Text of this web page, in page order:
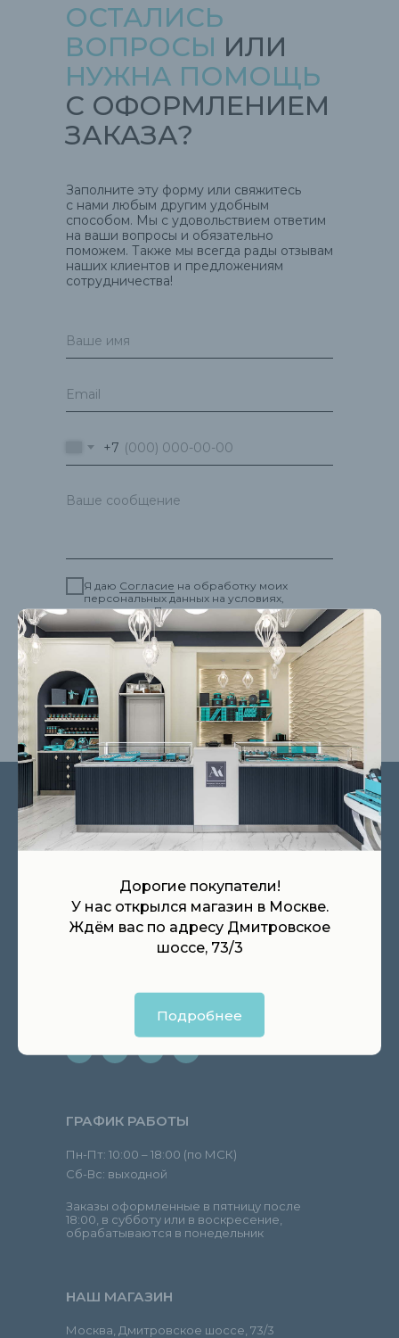
Дорогие покупатели!
У нас открылся магазин в Москве.
Ждём вас по адресу Дмитровское
шоссе, 73/3
Подробнее
+7
Я даю Согласие на обработку моих
персональных данных на условиях,
указанных вПолитике
конфиденциальности
Отправить заявку
Заполните эту форму или свяжитесь
с нами любым другим удобным
способом. Мы с удовольствием ответим
на ваши вопросы и обязательно
поможем. Также мы всегда рады отзывам
наших клиентов и предложениям
сотрудничества!
ОСТАЛИСЬ
ВОПРОСЫ ИЛИ
НУЖНА ПОМОЩЬ
С ОФОРМЛЕНИЕМ
ЗАКАЗА?
НАШИ КОНТАКТЫ
ГРАФИК РАБОТЫ
Пн-Пт: 10:00 – 18:00 (по МСК)
Сб-Вс: выходной
НАШ МАГАЗИН
Москва, Дмитровское шоссе, 73/3
Находимся в Москве, доставляем
Заказы оформленные в пятницу после
18:00, в субботу или в воскресение,
обрабатываются в понедельник
manager@andreykanakin.com
Интернет-магазин:
Корпоративный отдел:
+7 (991) 611-34-32